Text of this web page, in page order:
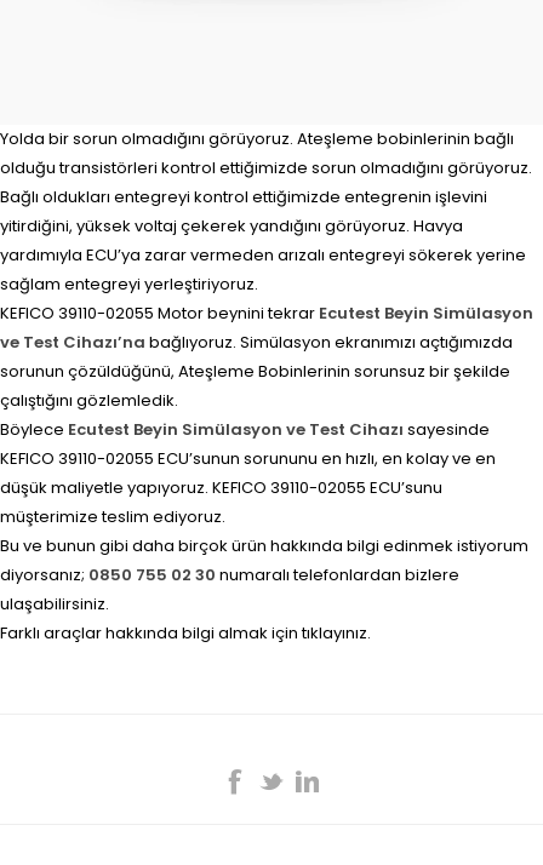
Yolda bir sorun olmadığını görüyoruz. Ateşleme bobinlerinin bağlı
olduğu transistörleri kontrol ettiğimizde sorun olmadığını görüyoruz.
Bağlı oldukları entegreyi kontrol ettiğimizde entegrenin işlevini
yitirdiğini, yüksek voltaj çekerek yandığını görüyoruz. Havya
yardımıyla ECU’ya zarar vermeden arızalı entegreyi sökerek yerine
sağlam entegreyi yerleştiriyoruz.
KEFICO 39110-02055 Motor beynini tekrar Ecutest Beyin Simülasyon
ve Test Cihazı’na bağlıyoruz. Simülasyon ekranımızı açtığımızda
sorunun çözüldüğünü, Ateşleme Bobinlerinin sorunsuz bir şekilde
çalıştığını gözlemledik.
Böylece Ecutest Beyin Simülasyon ve Test Cihazı sayesinde
KEFICO 39110-02055 ECU’sunun sorununu en hızlı, en kolay ve en
düşük maliyetle yapıyoruz. KEFICO 39110-02055 ECU’sunu
müşterimize teslim ediyoruz.
Bu ve bunun gibi daha birçok ürün hakkında bilgi edinmek istiyorum
diyorsanız; 0850 755 02 30 numaralı telefonlardan bizlere
ulaşabilirsiniz.
Farklı araçlar hakkında bilgi almak için tıklayınız.